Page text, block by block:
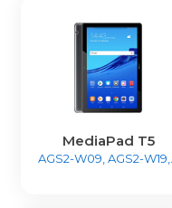
MediaPad T5
AGS2-W09, AGS2-W19,...